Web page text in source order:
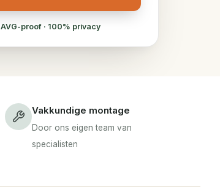
AVG-proof · 100% privacy
Vakkundige montage
Door ons eigen team van
specialisten